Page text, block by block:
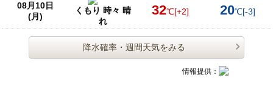
08月10日
(月)
くもり 時々 晴
れ
32℃[+2] 20℃[-3]
降水確率・週間天気をみる
情報提供：